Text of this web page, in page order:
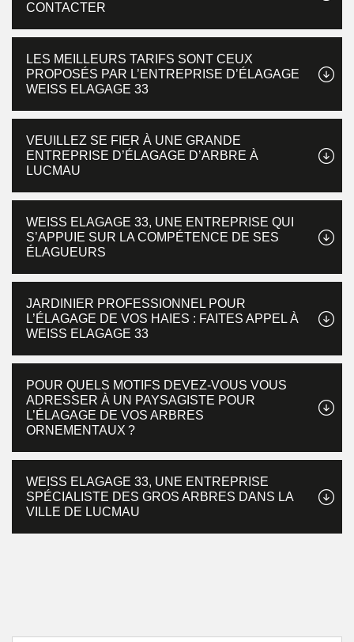
CONTACTER
LES MEILLEURS TARIFS SONT CEUX
PROPOSÉS PAR L’ENTREPRISE D’ÉLAGAGE
WEISS ELAGAGE 33
VEUILLEZ SE FIER À UNE GRANDE
ENTREPRISE D’ÉLAGAGE D’ARBRE À
LUCMAU
WEISS ELAGAGE 33, UNE ENTREPRISE QUI
S’APPUIE SUR LA COMPÉTENCE DE SES
ÉLAGUEURS
JARDINIER PROFESSIONNEL POUR
L’ÉLAGAGE DE VOS HAIES : FAITES APPEL À
WEISS ELAGAGE 33
POUR QUELS MOTIFS DEVEZ-VOUS VOUS
ADRESSER À UN PAYSAGISTE POUR
L’ÉLAGAGE DE VOS ARBRES
ORNEMENTAUX ?
WEISS ELAGAGE 33, UNE ENTREPRISE
SPÉCIALISTE DES GROS ARBRES DANS LA
VILLE DE LUCMAU